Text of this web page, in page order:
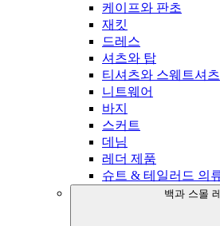
케이프와 판초
재킷
드레스
셔츠와 탑
티셔츠와 스웨트셔츠
니트웨어
바지
스커트
데님
레더 제품
슈트 & 테일러드 의
백과 스몰